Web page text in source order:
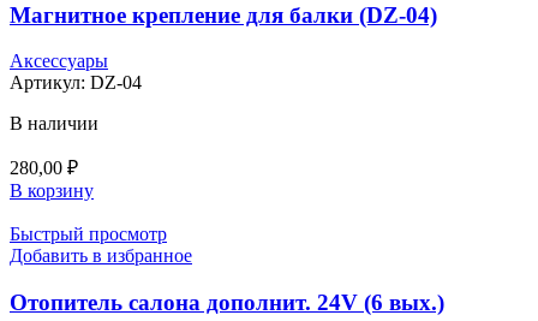
Магнитное крепление для балки (DZ-04)
Аксессуары
Артикул: DZ-04
В наличии
280,00 ₽
В корзину
Быстрый просмотр
Добавить в избранное
Отопитель салона дополнит. 24V (6 вых.)